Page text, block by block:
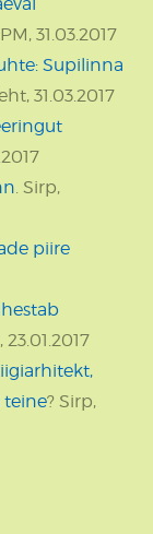
31.03.2017
Supilinna
31.03.2017
. Sirp,
piire
23.01.2017
teine? Sirp,